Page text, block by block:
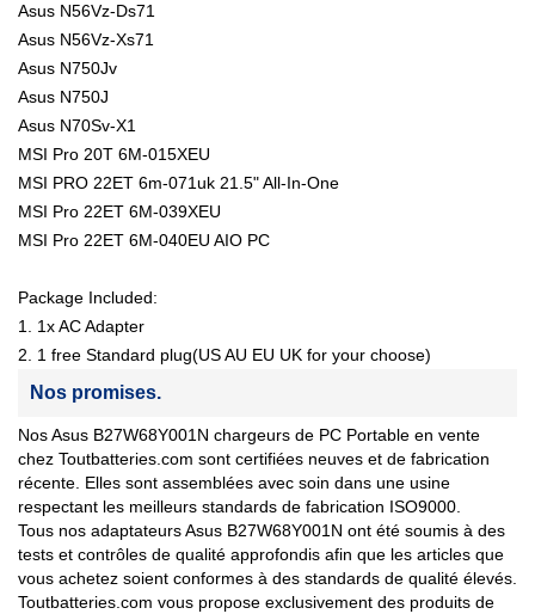
Asus N56Vz-Ds71
Asus N56Vz-Xs71
Asus N750Jv
Asus N750J
Asus N70Sv-X1
MSI Pro 20T 6M-015XEU
MSI PRO 22ET 6m-071uk 21.5" All-In-One
MSI Pro 22ET 6M-039XEU
MSI Pro 22ET 6M-040EU AIO PC
Package Included:
1. 1x AC Adapter
2. 1 free Standard plug(US AU EU UK for your choose)
Nos promises.
Nos Asus B27W68Y001N chargeurs de PC Portable en vente
chez Toutbatteries.com sont certifiées neuves et de fabrication
récente. Elles sont assemblées avec soin dans une usine
respectant les meilleurs standards de fabrication ISO9000.
Tous nos adaptateurs Asus B27W68Y001N ont été soumis à des
tests et contrôles de qualité approfondis afin que les articles que
vous achetez soient conformes à des standards de qualité élevés.
Toutbatteries.com vous propose exclusivement des produits de